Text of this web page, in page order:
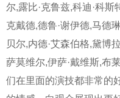
尔,露比·克鲁兹,科迪·科斯
克戴德,德鲁·谢伊德,马德
贝尔,内德·艾森伯格,黛博
萨莫维尔,伊萨·戴维斯,布
们在里面的演技都非常的